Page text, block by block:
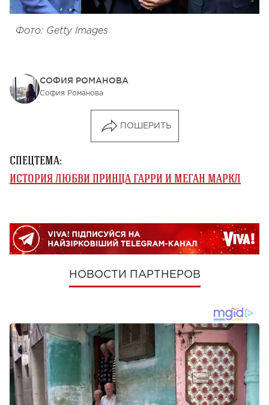
Фото: Getty Images
СОФИЯ РОМАНОВА
София Романова
ПОШЕРИТЬ
СПЕЦТЕМА:
ИСТОРИЯ ЛЮБВИ ПРИНЦА ГАРРИ И МЕГАН МАРКЛ
НОВОСТИ ПАРТНЕРОВ